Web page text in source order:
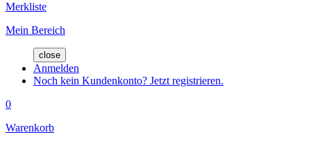
Merkliste
Mein Bereich
close
Anmelden
Noch kein Kundenkonto? Jetzt registrieren.
0
Warenkorb